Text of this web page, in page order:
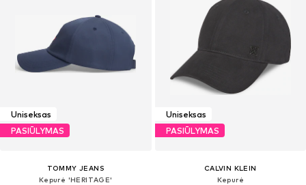
Uniseksas
PASIŪLYMAS
TOMMY JEANS
Kepurė 'HERITAGE'
Uniseksas
PASIŪLYMAS
CALVIN KLEIN
Kepurė